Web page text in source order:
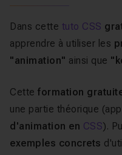
Dans cette tuto CSS
apprendre à utiliser les
"animation" ainsi que
Cette formation
une partie théorique
d'animation en CSS).
exemples concrets